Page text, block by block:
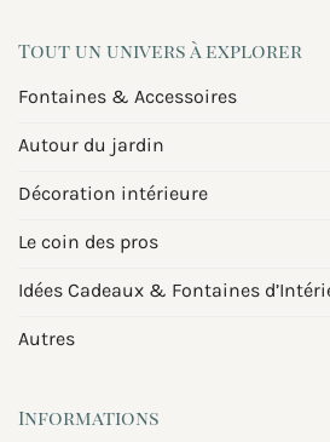
Tout un univers à explorer
Fontaines & Accessoires
Autour du jardin
Décoration intérieure
Le coin des pros
Idées Cadeaux & Fontaines
Autres
Informations